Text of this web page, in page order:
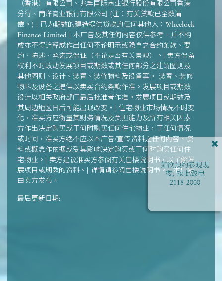
如欲预约参观现
楼, 按此致电
2118 2000
（香港）有限公司、兆丰国际商业银行股份有限公司香港
分行、南洋商业银行有限公司 (注：有关贷款已全数清
偿。) | 已为期数的建造提供贷款的任何其他人：Wheelock
Finance Limited | 本广告及其任何内容仅供参考，并不构
成亦不得诠释成作出任何不论明示或隐含之合约条款、要
约、陈述、承诺或保证（不论是否有关景观）。| 卖方保留
权利不时改动发展项目或期数或其任何部分之建筑图则及
其他图则、设计、装置、装修物料及设备等。 装置、装修
物料及设备之提供以卖买合约条款作准。发展项目或期数
设计以相关政府部门最后批准者作准。发展项目或期数及
其周边地区日后可能出现改变。| 住宅物业市场情况不时变
化，准买方应衡量其财务情况及负担能力及所有相关因素
方作出决定购买或于何时购买任何住宅物业，于任何情况
或时间，准买方绝不应以本广告/宣传资料之任何内容、资
料或概念作依据或受其影响决定购买或于何时购买任何住
宅物业。| 卖方建议准买方参阅有关售楼说明书，以了解发
展项目或期数的资料。| 详情请参阅售楼说明书。 | 本广告
由卖方发布。
最后更新日期: